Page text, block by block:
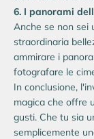
6. I panorami
Anche se non sei
straordinaria
ammirare i
fotografare le
In conclusione,
magica che offre
gusti. Che tu sia
semplicemente